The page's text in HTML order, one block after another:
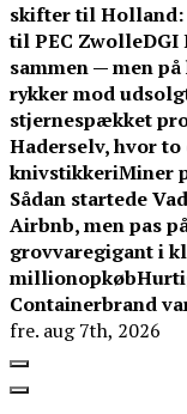
skifter til Holland:
til PEC ZwolleDGI
sammen — men
rykker mod
stjernespækket
Haderselv, hvor
knivstikkeriMiner
Sådan startede
Airbnb, men pas
grovvaregigant i
millionopkøb
Containerbrand
fre. aug 7th, 2026